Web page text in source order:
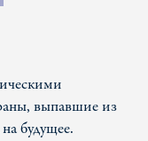
выпавшие из
будущее.